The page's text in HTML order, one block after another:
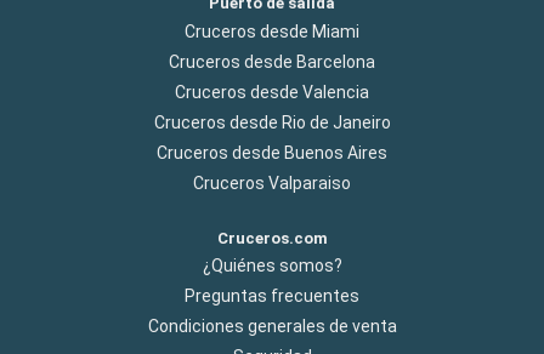
Cruceros desde Miami
Cruceros desde Barcelona
Cruceros desde Valencia
Cruceros desde Rio de Janeiro
Cruceros desde Buenos Aires
Cruceros Valparaiso
Cruceros.com
¿Quiénes somos?
Preguntas frecuentes
Condiciones generales de venta